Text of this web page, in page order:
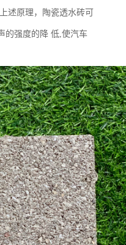
述原理，陶瓷透水砖可
的强度的降 低,使汽车